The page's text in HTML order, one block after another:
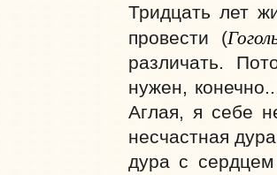
Тридцать лет
провести (
различать.
нужен,
Аглая, я себе
несчастная
дура с